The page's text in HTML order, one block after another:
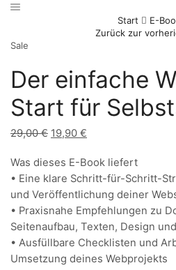
Start
E-
Zurück zur
Sale
Der einfache
Start für
29,00€ 19,90 €
Was dieses E-Book liefert
• Eine klare Schritt-für-Schritt-
und Veröffentlichung deiner
• Praxisnahe Empfehlungen zu
Seitenaufbau, Texten, Design und
• Ausfüllbare Checklisten und
Umsetzung deines Webprojekts